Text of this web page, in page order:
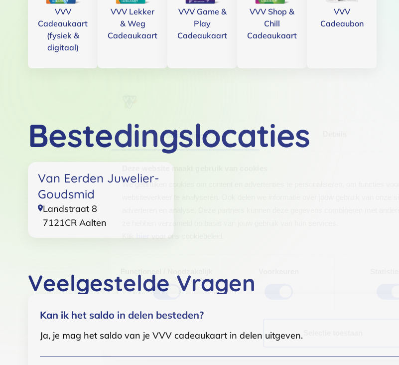
Toestemming
We gebruiken cookies om content en advertenties te personaliseren, om functies
Klik hier voor ons cookiebeleid.
VVV
Cadeaukaart
(fysiek &
digitaal)
VVV Lekker
& Weg
Cadeaukaart
VVV Game &
Play
Cadeaukaart
VVV Shop &
Chill
Cadeaukaart
VVV
Cadeaubon
Bestedingslocaties
Van Eerden Juwelier-
Goudsmid
Landstraat 8
7121CR Aalten
Veelgestelde Vragen
Kan ik het saldo in delen besteden?
Ja, je mag het saldo van je VVV cadeaukaart in delen uitgeven.